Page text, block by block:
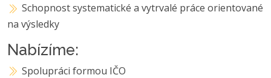
Schopnost systematické a vytrvalé práce orientované
na výsledky
Nabízíme:
Spolupráci formou IČO